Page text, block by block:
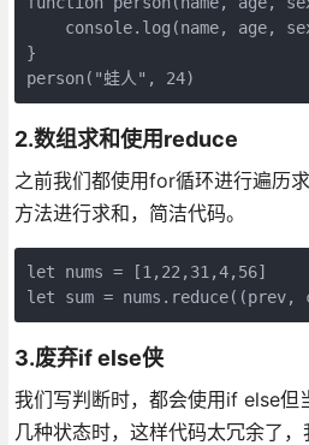
console.log(name, age,
}
person("蛙人", 24)
2.数组求和使用reduce
之前我们都使用for循环进行遍历
方法进行求和，简洁代码。
let nums = [1,22,31,4,56]
let sum =
3.废弃if else侠
我们写判断时，都会使用if else但
几种状态时，这样代码太冗余了，